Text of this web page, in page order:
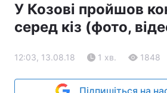
У Козові пройшов
серед кіз (фото,
12:03, 13.08.18 1 хв. 1848
Підпишіться на